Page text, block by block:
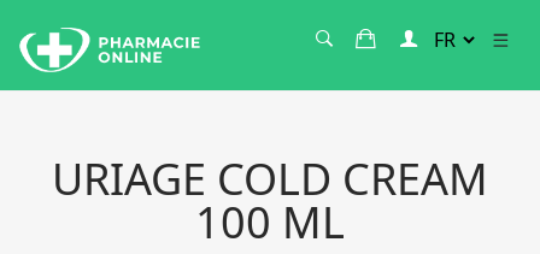
URIAGE COLD CREAM
100 ML